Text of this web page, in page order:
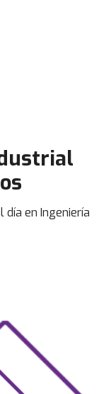
día en Ingeniería